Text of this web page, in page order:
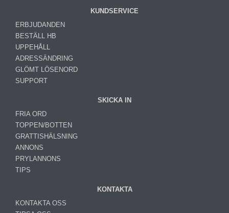
KUNDSERVICE
ERBJUDANDEN
BESTÄLL HB
UPPEHÅLL
ADRESSÄNDRING
GLÖMT LÖSENORD
SUPPORT
SKICKA IN
FRIA ORD
TOPPEN/BOTTEN
GRATTISHÄLSNING
ANNONS
PRYLANNONS
TIPS
KONTAKTA
KONTAKTA OSS